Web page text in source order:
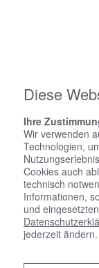
Diese
Ihre
Wir verwenden
Technologien,
Cookies auch
technisch
Informationen,
und
jederzeit ändern.